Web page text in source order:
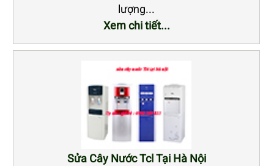
lượng...
Xem chi tiết...
Sửa Cây Nước Tcl Tại Hà Nội